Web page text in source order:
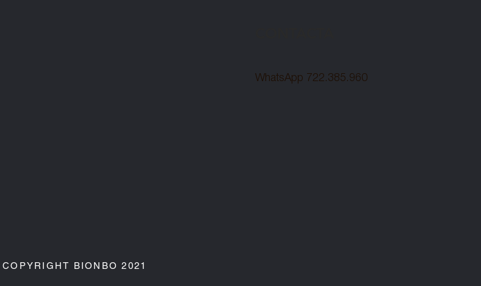
WhatsApp 722.385.960
COPYRIGHT BIONBO 2021